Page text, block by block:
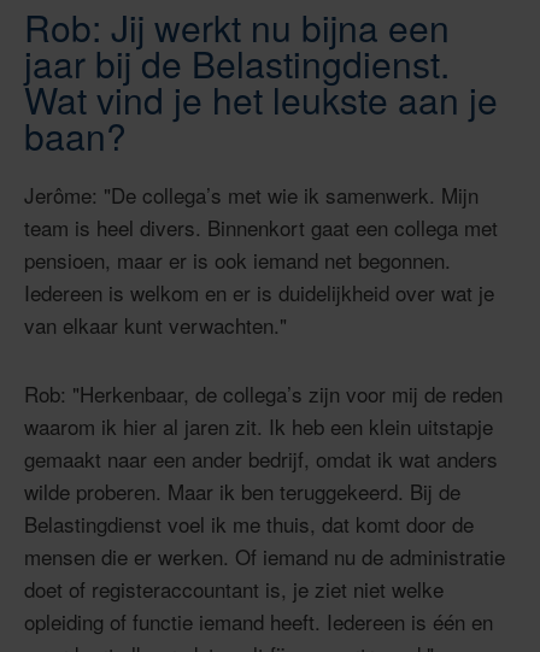
Rob: Jij werkt nu bijna een
jaar bij de Belastingdienst.
Wat vind je het leukste aan je
baan?
Jerôme: "De collega’s met wie ik samenwerk. Mijn
team is heel divers. Binnenkort gaat een collega met
pensioen, maar er is ook iemand net begonnen.
Iedereen is welkom en er is duidelijkheid over wat je
van elkaar kunt verwachten."
Rob: "Herkenbaar, de collega’s zijn voor mij de reden
waarom ik hier al jaren zit. Ik heb een klein uitstapje
gemaakt naar een ander bedrijf, omdat ik wat anders
wilde proberen. Maar ik ben teruggekeerd. Bij de
Belastingdienst voel ik me thuis, dat komt door de
mensen die er werken. Of iemand nu de administratie
doet of registeraccountant is, je ziet niet welke
opleiding of functie iemand heeft. Iedereen is één en